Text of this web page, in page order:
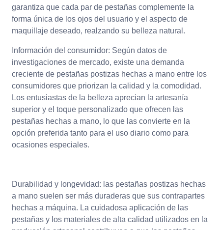
garantiza que cada par de pestañas complemente la
forma única de los ojos del usuario y el aspecto de
maquillaje deseado, realzando su belleza natural.
Información del consumidor: Según datos de
investigaciones de mercado, existe una demanda
creciente de pestañas postizas hechas a mano entre los
consumidores que priorizan la calidad y la comodidad.
Los entusiastas de la belleza aprecian la artesanía
superior y el toque personalizado que ofrecen las
pestañas hechas a mano, lo que las convierte en la
opción preferida tanto para el uso diario como para
ocasiones especiales.
Durabilidad y longevidad: las pestañas postizas hechas
a mano suelen ser más duraderas que sus contrapartes
hechas a máquina. La cuidadosa aplicación de las
pestañas y los materiales de alta calidad utilizados en la